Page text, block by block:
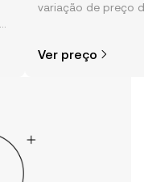
variação de preço
Ver preço